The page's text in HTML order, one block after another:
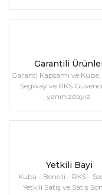
Garantili
Garanti Kapsamı ve Kuba,
Segway ve RKS
yanınızdayız.
Yetkili Bayi
Kuba - Benelli - RKS -
Yetkili Satış ve Satış